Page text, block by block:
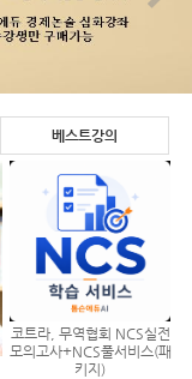
베스트강의
코트라, 무역협회 NCS실전
모의고사+NCS풀서비스(패
키지)